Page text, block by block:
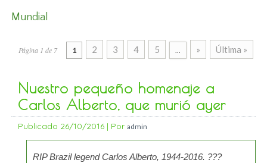
Mundial
Página 1 de 7 1 2 3 4 5 ... » Última »
Nuestro pequeño homenaje a
Carlos Alberto, que murió ayer
Publicado 26/10/2016 | Por admin
RIP Brazil legend Carlos Alberto, 1944-2016. ???